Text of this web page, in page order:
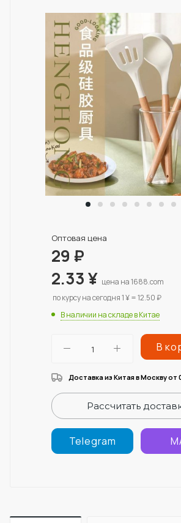
Оптовая цена
29 ₽
2.33¥ цена на 1688.com
по курсу на сегодня 1 ¥ = 12.50 ₽
В наличии на складе в Китае
В
Доставка из Китая в Москву от
Рассчитать
Telegram